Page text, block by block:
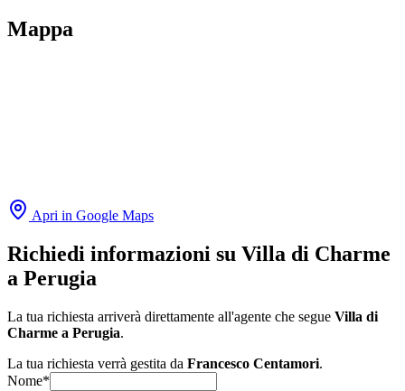
Mappa
Apri in Google Maps
Richiedi informazioni su Villa di Charme
a Perugia
La tua richiesta arriverà direttamente all'agente che segue Villa di
Charme a Perugia.
La tua richiesta verrà gestita da Francesco Centamori.
Nome*